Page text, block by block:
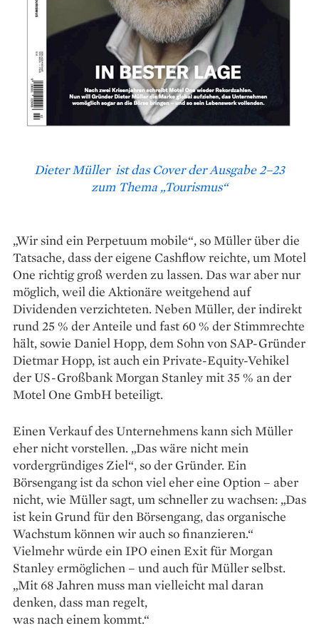
Dieter Müller ist das Cover der Ausgabe 2–23
zum Thema „Tourismus“
„Wir sind ein Perpetuum mobile“, so Mül­ler über die
Tatsache, dass der eigene Cashflow reichte, um Motel
One richtig groß werden zu lassen. Das war aber nur
möglich, weil die Aktionäre weitgehend auf
Dividenden verzichteten. Neben Müller, der indirekt
rund 25 % der Anteile und fast 60 % der Stimmrechte
hält, sowie Daniel Hopp, dem Sohn von SAP-Gründer
Dietmar Hopp, ist auch ein Private-Equity-Vehikel
der US-Großbank Morgan Stanley mit 35 % an der
Motel One GmbH beteiligt.
Einen Verkauf des Unternehmens kann sich Müller
eher nicht vorstellen. „Das wäre nicht mein
vordergründiges Ziel“, so der Gründer. Ein
Börsengang ist da schon viel eher eine Option – aber
nicht, wie Müller sagt, um schneller zu wachsen: „Das
ist kein Grund für den Börsengang, das organische
Wachstum können wir auch so finanzieren.“
Vielmehr würde ein IPO einen Exit für Morgan
Stanley ermöglichen – und auch für Müller selbst.
„Mit 68 Jahren muss man vielleicht mal daran
denken, dass man regelt,
was nach einem kommt.“